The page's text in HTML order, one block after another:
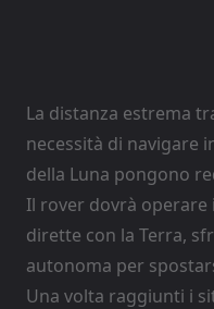
La distanza estrema
necessità di navigare
della Luna pongono
Il rover dovrà operare
dirette con la Terra,
autonoma per
Una volta raggiunti i